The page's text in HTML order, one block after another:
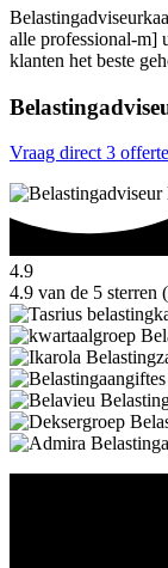
alle professional-m]
klanten het beste
Vraag direct 3
4.9
4.9 van de 5 sterren